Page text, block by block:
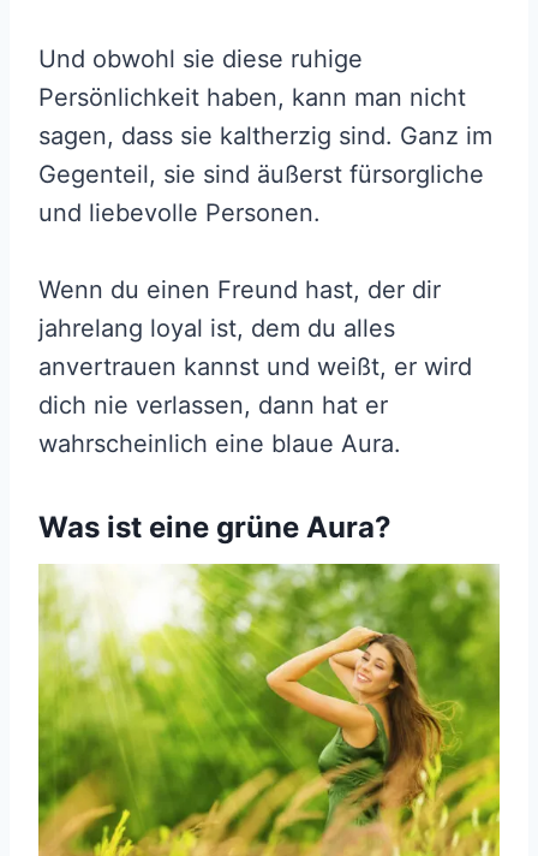
Und obwohl sie diese ruhige
Persönlichkeit haben, kann man nicht
sagen, dass sie kaltherzig sind. Ganz im
Gegenteil, sie sind äußerst fürsorgliche
und liebevolle Personen.
Wenn du einen Freund hast, der dir
jahrelang loyal ist, dem du alles
anvertrauen kannst und weißt, er wird
dich nie verlassen, dann hat er
wahrscheinlich eine blaue Aura.
Was ist eine grüne Aura?